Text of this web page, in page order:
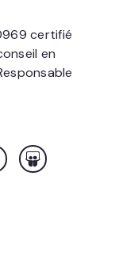
certifié
en